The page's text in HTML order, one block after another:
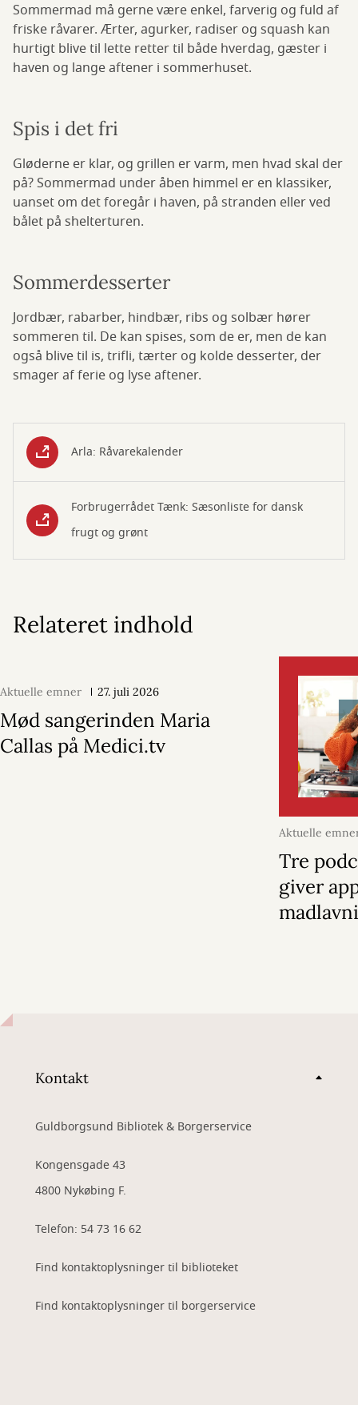
Sommermad må gerne være enkel, farverig og fuld af
friske råvarer. Ærter, agurker, radiser og squash kan
hurtigt blive til lette retter til både hverdag, gæster i
haven og lange aftener i sommerhuset.
Spis i det fri
Gløderne er klar, og grillen er varm, men hvad skal der
på? Sommermad under åben himmel er en klassiker,
uanset om det foregår i haven, på stranden eller ved
bålet på shelterturen.
Sommerdesserter
Jordbær, rabarber, hindbær, ribs og solbær hører
sommeren til. De kan spises, som de er, men de kan
også blive til is, trifli, tærter og kolde desserter, der
smager af ferie og lyse aftener.
Arla: Råvarekalender
Forbrugerrådet Tænk: Sæsonliste for dansk
frugt og grønt
Relateret indhold
Aktuelle emner 27. juli 2026
Mød sangerinden Maria
Callas på Medici.tv
Aktuelle
Tre
giver
Kontakt
Guldborgsund Bibliotek & Borgerservice
Kongensgade 43
4800 Nykøbing F.
Telefon: 54 73 16 62
Find kontaktoplysninger til biblioteket
Find kontaktoplysninger til borgerservice